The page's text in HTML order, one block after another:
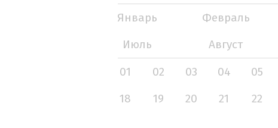
Январь
Февраль
Июль
Август
01
02 03 04 05
18
19 20 21 22